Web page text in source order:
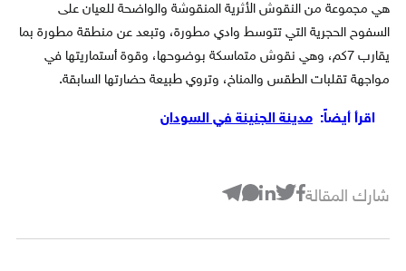
هي مجموعة من النقوش الأثرية المنقوشة والواضحة للعيان على
السفوح الحجرية التي تتوسط وادي مطورة، وتبعد عن منطقة مطورة بما
يقارب 7كم، وهي نقوش متماسكة بوضوحها، وقوة أستماريتها في
مواجهة تقلبات الطقس والمناخ، وتروي طبيعة حضارتها السابقة.
اقرأ أيضاً: مدينة الجنينة في السودان
شارك المقالة